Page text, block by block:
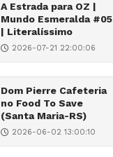
A Estrada para OZ |
Mundo Esmeralda #05
| Literalíssimo
2026-07-21 22:00:06
Dom Pierre Cafeteria
no Food To Save
(Santa Maria-RS)
2026-06-02 13:00:10